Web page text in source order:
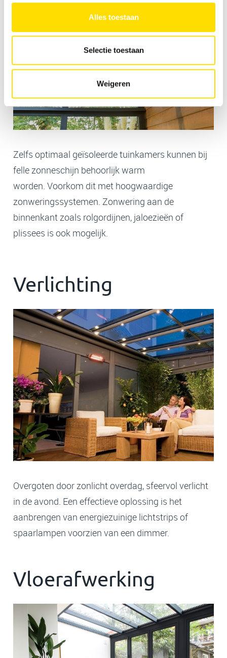
Alles toestaan
Selectie toestaan
Weigeren
Zelfs optimaal geïsoleerde tuinkamers kunnen bij
felle zonneschijn behoorlijk warm
worden. Voorkom dit met hoogwaardige
zonweringssystemen. Zonwering aan de
binnenkantzoals rolgordijnen, jaloezieën of
plissees is ook mogelijk.
Verlichting
Overgoten door zonlicht overdag, sfeervol verlicht
in de avond. Een effectieve oplossing is het
aanbrengen van energiezuinige lichtstrips of
spaarlampen voorzien van een dimmer.
Vloerafwerking